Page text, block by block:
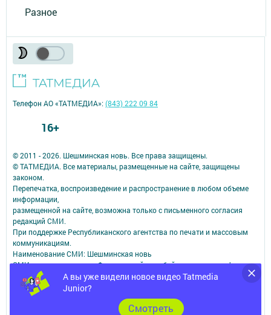
Разное
А вы уже видели новое видео Tatmedia
Junior?
Cмотреть
© 2011 - 2026. Шешминская новь. Все права защищены.
© ТАТМЕДИА. Все материалы, размещенные на сайте, защищены
законом.
Перепечатка, воспроизведение и распространение в любом объеме
информации,
размещенной на сайте, возможна только с письменного согласия
редакций СМИ.
При поддержке Республиканского агентства по печати и массовым
коммуникациям.
Наименование СМИ: Шешминская новь
СМИ зарегистрировано Федеральной службой по надзору в сфере
связи,
информационных технологий и массовых коммуникаций
запись о регистрации СМИ ЭЛ № ФС 77 - 90148 от 07.10.2025
ФИО главного редактора: Мусин Азат Вализанович Email:
Телефон АО «ТАТМЕДИА»:(843) 222 09 84
16+